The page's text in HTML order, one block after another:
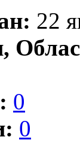
22
0
0